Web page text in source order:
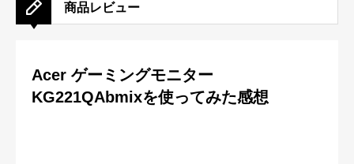
商品レビュー
Acer ゲーミングモニター
KG221QAbmixを使ってみた感想